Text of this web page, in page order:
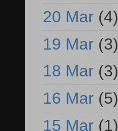
20 Mar (4)
19 Mar (3)
18 Mar (3)
16 Mar (5)
15 Mar (1)